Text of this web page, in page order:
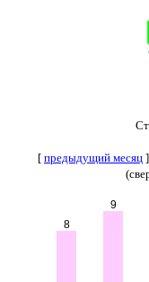
[ предыдущий месяц
8
9